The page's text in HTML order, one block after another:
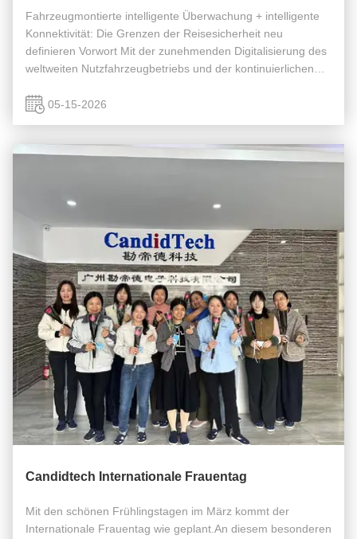
Fahrzeugmontierte intelligente Überwachung + intelligente
Konnektivität: Die Grenzen der Reisesicherheit neu
definieren Vorwort Mit der zunehmenden Digitalisierung des
weltweiten Nutzfahrzeugbetriebs und der kontinuierlichen
haben sich ...
05-15-2026
Candidtech Internationale Frauentag
Mit den schönen Frühlingstagen im März kommt der
Internationale Frauentag wie geplant.An diesem besonderen